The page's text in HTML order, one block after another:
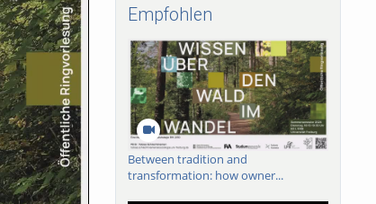
Empfohlen
Between tradition and
transformation: how owner...